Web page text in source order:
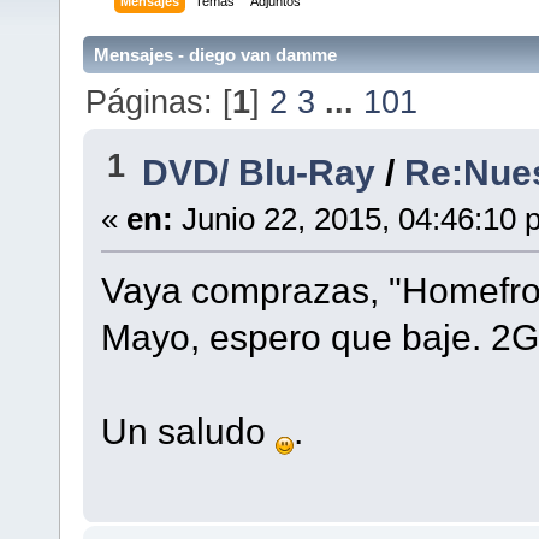
Mensajes - diego van damme
Páginas: [1] 2 3 ... 101
1 DVD/ Blu-Ray /
« en: Junio 22, 2015, 04:46:10
Vaya comprazas,
Mayo, espero que baje.
Un saludo .